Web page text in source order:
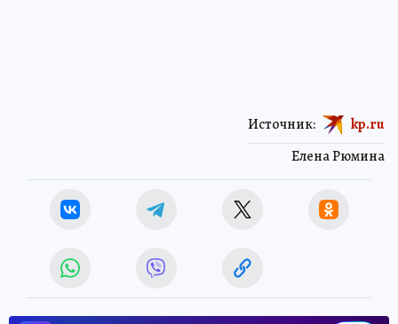
Елена Рюмина
Источник: kp.ru